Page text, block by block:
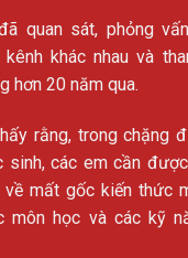
quan sát, phỏng
khác nhau và
hơn 20 năm qua.
rằng, trong chặng
sinh, các em cần
mất gốc kiến thức
môn học và các kỹ